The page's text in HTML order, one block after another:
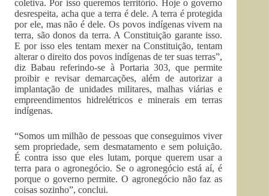
coletiva. Por isso queremos território. Hoje o governo
desrespeita, acha que a terra é dele. A terra é protegida
por ele, mas não é dele. Os povos indígenas vivem na
terra, são donos da terra. A Constituição garante isso.
E por isso eles tentam mexer na Constituição, tentam
alterar o direito dos povos indígenas de ter suas terras”,
diz Babau referindo-se à Portaria 303, que permite
proibir e revisar demarcações, além de autorizar a
implantação de unidades militares, malhas viárias e
empreendimentos hidrelétricos e minerais em terras
indígenas.
“Somos um milhão de pessoas que conseguimos viver
sem propriedade, sem desmatamento e sem poluição.
É contra isso que eles lutam, porque querem usar a
terra para o agronegócio. Se o agronegócio está aí, é
porque o governo permite. O agronegócio não faz as
coisas sozinho”, conclui.